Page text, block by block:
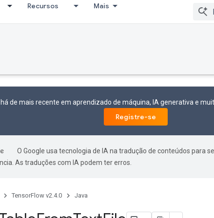
Recursos Mais
de mais recente em aprendizado de máquina, IA generativa e
Registre-se
O Google usa tecnologia de IA na tradução de conteúdos para
As traduções com IA podem ter erros.
TensorFlow v2.4.0 Java